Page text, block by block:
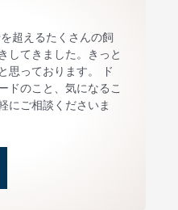
超えるたくさんの飼
してきました。きっと
思っております。 ド
ドのこと、気になるこ
にご相談くださいま